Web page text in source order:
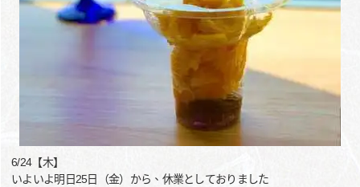
6/24【木】
いよいよ明日25日（金）から、休業としておりました